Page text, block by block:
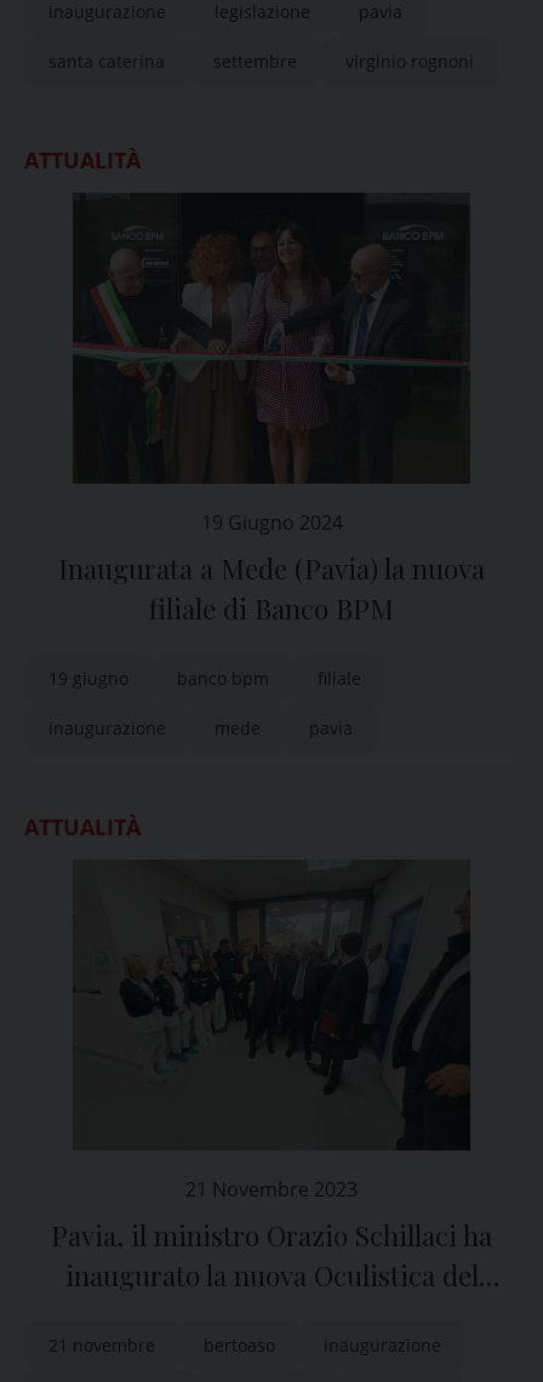
inaugurazione legislazione pavia
santa caterina settembre virginio rognoni
ATTUALITÀ
19 Giugno 2024
Inaugurata a Mede (Pavia) la nuova
filiale di Banco BPM
19 giugno banco bpm filiale
inaugurazione mede pavia
ATTUALITÀ
21 Novembre 2023
Pavia, il ministro Orazio Schillaci ha
inaugurato la nuova Oculistica del
21 novembre bertoaso inaugurazione